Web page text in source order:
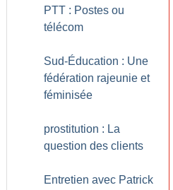
PTT : Postes ou
télécom
Sud-Éducation : Une
fédération rajeunie et
féminisée
prostitution : La
question des clients
Entretien avec Patrick